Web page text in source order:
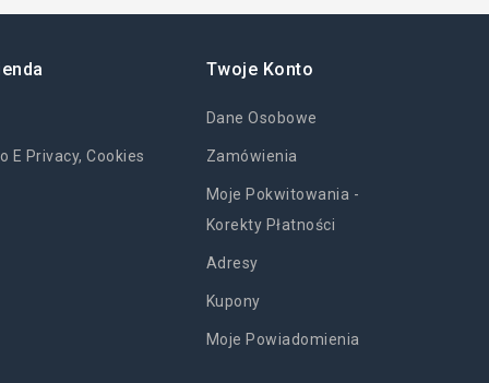
E Privacy, Cookies
Twoje Konto
Dane Osobowe
Zamówienia
Moje Pokwitowania -
Korekty Płatności
Adresy
Kupony
Moje Powiadomienia